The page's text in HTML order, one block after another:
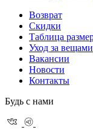
Возврат
Скидки
Таблица
Уход за вещами
Вакансии
Новости
Контакты
Будь с нами